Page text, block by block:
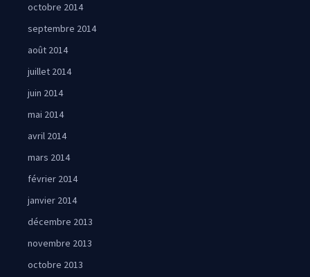
octobre 2014
septembre 2014
août 2014
juillet 2014
juin 2014
mai 2014
avril 2014
mars 2014
février 2014
janvier 2014
décembre 2013
novembre 2013
octobre 2013